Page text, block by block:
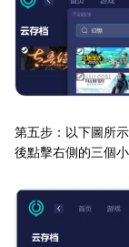
第五步：以下圖所
後點擊右側的三個